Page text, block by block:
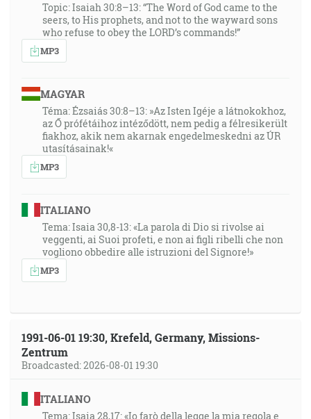
Topic: Isaiah 30:8–13: “The Word of God came to the
seers, to His prophets, and not to the wayward sons
who refuse to obey the LORD’s commands!”
MP3
MAGYAR
Téma: Ézsaiás 30:8–13: »Az Isten Igéje a látnokokhoz,
az Ő prófétáihoz intéződött, nem pedig a félresikerült
fiakhoz, akik nem akarnak engedelmeskedni az ÚR
utasításainak!«
MP3
ITALIANO
Tema: Isaia 30,8-13: «La parola di Dio si rivolse ai
veggenti, ai Suoi profeti, e non ai figli ribelli che non
vogliono obbedire alle istruzioni del Signore!»
MP3
1991-06-01 19:30, Krefeld, Germany, Missions-
Zentrum
Broadcasted: 2026-08-01 19:30
ITALIANO
Tema: Isaia 28,17: «Io farò della legge la mia regola e